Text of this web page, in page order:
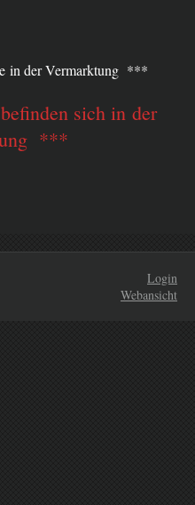
in der Vermarktung ***
sich in der
***
Login
Webansicht